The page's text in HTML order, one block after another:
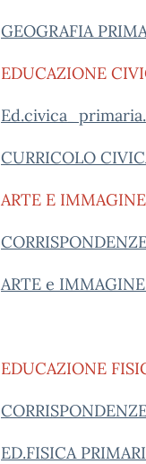
GEOGRAFIA
EDUCAZIONE
CURRICOLO
ARTE E IMMAGINE
ARTE e
EDUCAZIONE
ED.FISICA